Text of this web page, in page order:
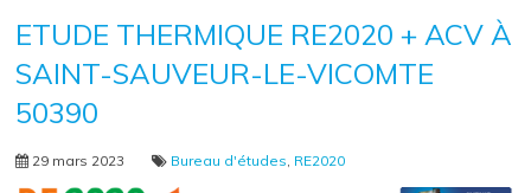
ETUDE THERMIQUE RE2020 + ACV À
SAINT-SAUVEUR-LE-VICOMTE
50390
29 mars 2023 Bureau d'études RE2020